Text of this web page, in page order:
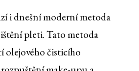
i dnešní moderní metoda
pleti. Tato metoda
olejového čisticího